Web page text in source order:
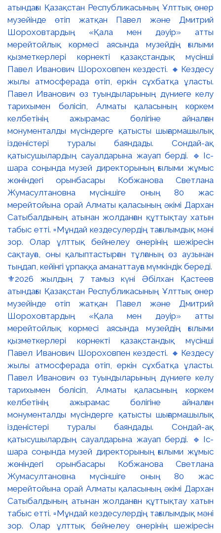
⚜️2026 жылдың 7 тамыз күні Әбілхан Қастеев
атындағы Қазақстан Республикасының Ұлттық өнер
музейінде өтіп жатқан Павел және Дмитрий
Шороховтардың «Қала мен дәуір» атты
мерейтойлық көрмесі аясында музейдің ғылыми
қызметкерлері көрнекті қазақстандық мүсінші
Павел Иванович Шороховпен кездесті. 🔸Кездесу
жылы атмосферада өтіп, еркін сұхбатқа ұласты.
Павел Иванович өз туындыларының дүниеге келу
тарихымен бөлісіп, Алматы қаласының көркем
келбетінің ажырамас бөлігіне айналған
монументалды мүсіндерге қатысты шығармашылық
ізденістері туралы баяндады. Сондай-ақ
қатысушылардың сауалдарына жауап берді. 🔹Іс-
шара соңында музей директорының ғылыми жұмыс
жөніндегі орынбасары Кобжанова Светлана
Жумасултановна мүсіншіге оның 80 жас
мерейтойына орай Алматы қаласының әкімі Дархан
Сатыбалдының атынан жолданған құттықтау хатын
табыс етті. ▫️Мұндай кездесулердің тағылымдық мәні
зор. Олар ұлттық бейнелеу өнерінің шежіресін